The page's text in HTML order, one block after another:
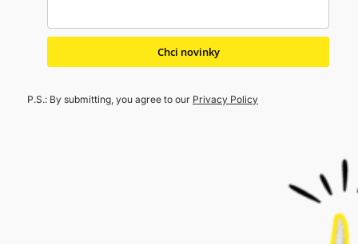
Chci novinky
P.S.: By submitting, you agree to our Privacy Policy